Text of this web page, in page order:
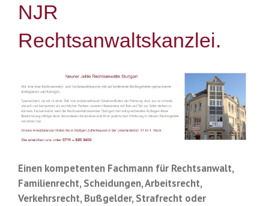
NJR
Rechtsanwaltskanzlei.
Einen kompetenten Fachmann für Rechtsanwalt,
Familienrecht, Scheidungen, Arbeitsrecht,
Verkehrsrecht, Bußgelder, Strafrecht oder